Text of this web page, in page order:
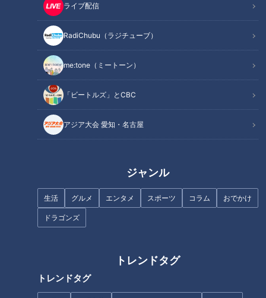
ライブ配信
RadiChubu（ラジチューブ）
me:tone（ミートーン）
「ビートルズ」とCBC
アジア大会 愛知・名古屋
ジャンル
生活 グルメ エンタメ スポーツ コラム おでかけ
ドラゴンズ
トレンドタグ
トレンドタグ
金曜日の人気コーナー、アフロヘアーがトレードマークの副島
淳くんがリポートする『なりゆきアフロ』は、東海地方の125
市町村を巡り、そこで出会った人に「町のおいしいもの」を聞
人気の精肉店のおいしいものとは？